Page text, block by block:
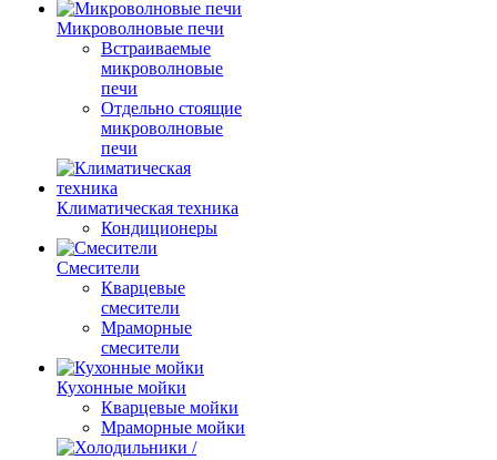
Микроволновые печи
Встраиваемые
микроволновые
печи
Отдельно стоящие
микроволновые
печи
Климатическая техника
Кондиционеры
Смесители
Кварцевые
смесители
Мраморные
смесители
Кухонные мойки
Кварцевые мойки
Мраморные мойки